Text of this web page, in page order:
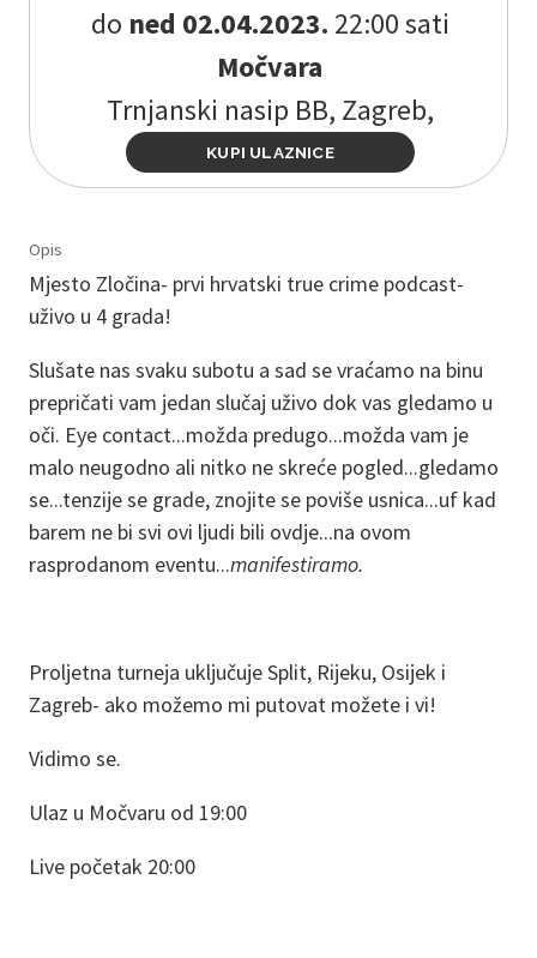
do ned 02.04.2023. 22:00 sati
Močvara
Trnjanski nasip BB, Zagreb,
KUPI ULAZNICE
Opis
Mjesto Zločina- prvi hrvatski true crime podcast-
uživo u 4 grada!
Slušate nas svaku subotu a sad se vraćamo na binu
prepričati vam jedan slučaj uživo dok vas gledamo u
oči. Eye contact...možda predugo...možda vam je
malo neugodno ali nitko ne skreće pogled...gledamo
se...tenzije se grade, znojite se poviše usnica...uf kad
barem ne bi svi ovi ljudi bili ovdje...na ovom
rasprodanom eventu...manifestiramo.
Proljetna turneja uključuje Split, Rijeku, Osijek i
Zagreb- ako možemo mi putovat možete i vi!
Vidimo se.
Ulaz u Močvaru od 19:00
Live početak 20:00